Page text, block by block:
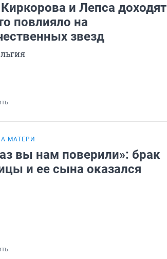
и Лепса доходят
повлияло на
звезд
МАТЕРИ
вы нам поверили»: брак
и ее сына оказался